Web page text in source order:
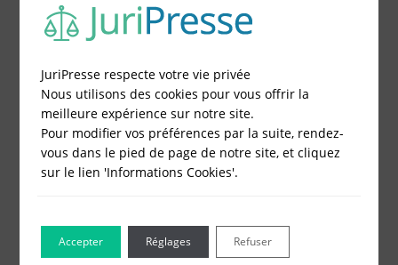
JuriPresse respecte votre vie privée
Nous utilisons des cookies pour vous offrir la
meilleure expérience sur notre site.
Pour modifier vos préférences par la suite, rendez-
vous dans le pied de page de notre site, et cliquez
sur le lien 'Informations Cookies'.
Accepter Refuser
Réglages